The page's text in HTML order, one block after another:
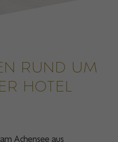
RUND UM
HOTEL
Achensee aus